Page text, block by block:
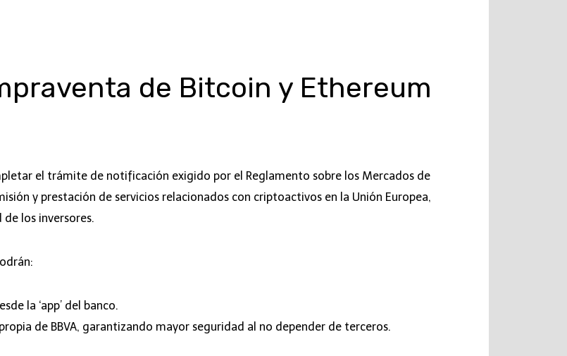
de Bitcoin y Ethereum
el trámite de notificación exigido por el Reglamento sobre los Mercados de
y prestación de servicios relacionados con criptoactivos en la Unión Europea,
los inversores.
la ‘app’ del banco.
de BBVA, garantizando mayor seguridad al no depender de terceros.